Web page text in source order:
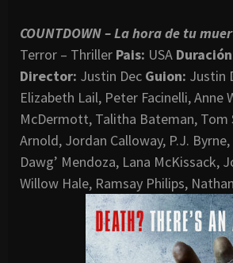
COUNTDOWN – La hora de tu
Terror – Thriller Pais: USA Duración
Director: Justin Dec Guion: Justin
Elizabeth Lail, Peter Facinelli, Anne
McDermott, Talitha Bateman, Tom
Arnold, Jordan Calloway, P.J.
Dawg’ Mendoza, Lana McKissack,
Willow Hale, Ramsay Philips,